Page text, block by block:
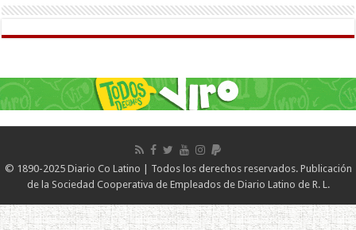
© 1890-2025 Diario Co Latino | Todos los derechos reservados. Publicación
de la Sociedad Cooperativa de Empleados de Diario Latino de R. L.